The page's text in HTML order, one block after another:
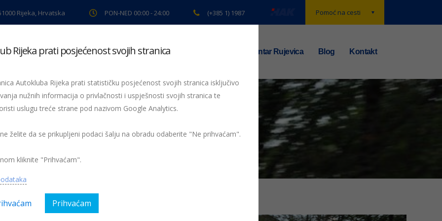
Pomoć na cesti
Rijeka, Hrvatska PON-NED 00:00 - 24:00 (+385 1) 1987
pregled Pomoć na cesti Servis Preventiva TS centar Rujevica Blog Kontakt
u Buzetu Petrić- Opatija 2012
Rijeka prati posjećenost svojih stranica
Autokluba Rijeka prati statističku posjećenost svojih stranica isključivo
nužnih informacija o privlačnosti i uspješnosti svojih stranica te
uslugu treće strane pod nazivom Google Analytics.
želite da se prikupljeni podaci šalju na obradu odaberite "Ne prihvaćam".
kliknite "Prihvaćam".
Prihvaćam